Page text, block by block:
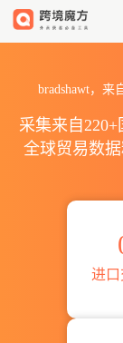
bradshawt，
采集来自220+
全球贸易数
进口